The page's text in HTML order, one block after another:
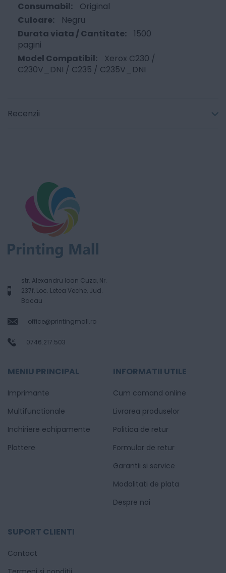
Original
Negru
1500
pagini
Xerox C230 /
C230V_DNI / C235 / C235V_DNI
Recenzii
str. Alexandru Ioan Cuza, Nr.
237f, Loc. Letea Veche, Jud.
Bacau
office@printingmall.ro
0746.217.503
MENIU PRINCIPAL
Imprimante
Multifunctionale
Inchiriere echipamente
Plottere
INFORMATII UTILE
Cum comand online
Livrarea produselor
Politica de retur
Formular de retur
Garantii si service
Modalitati de plata
Despre noi
SUPORT CLIENTI
Contact